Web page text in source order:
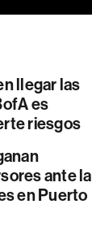
llegar las
es
riesgos
ante la
en Puerto